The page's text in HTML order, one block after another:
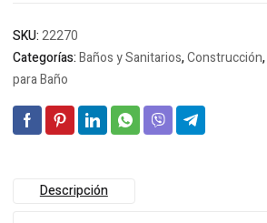
SKU:22270
Categorías:Baños y Sanitarios,Construcción,
para Baño
Descripción